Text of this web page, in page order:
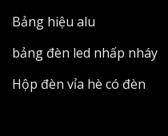
Bảng hiệu alu
bảng đèn led nhấp nháy
Hộp đèn vỉa hè có đèn